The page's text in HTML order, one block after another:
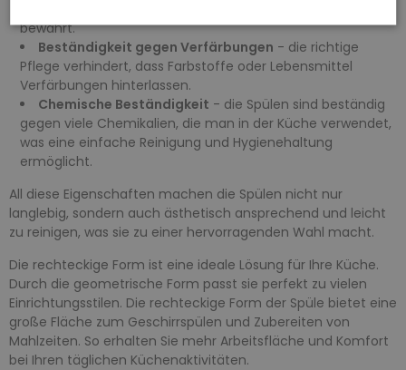
bewahrt.
Beständigkeit gegen Verfärbungen - die richtige
Pflege verhindert, dass Farbstoffe oder Lebensmittel
Verfärbungen hinterlassen.
Chemische Beständigkeit - die Spülen sind beständig
gegen viele Chemikalien, die man in der Küche verwendet,
was eine einfache Reinigung und Hygienehaltung
ermöglicht.
All diese Eigenschaften machen die Spülen nicht nur
langlebig, sondern auch ästhetisch ansprechend und leicht
zu reinigen, was sie zu einer hervorragenden Wahl macht.
Die rechteckige Form ist eine ideale Lösung für Ihre Küche.
Durch die geometrische Form passt sie perfekt zu vielen
Einrichtungsstilen. Die rechteckige Form der Spüle bietet eine
große Fläche zum Geschirrspülen und Zubereiten von
Mahlzeiten. So erhalten Sie mehr Arbeitsfläche und Komfort
bei Ihren täglichen Küchenaktivitäten.